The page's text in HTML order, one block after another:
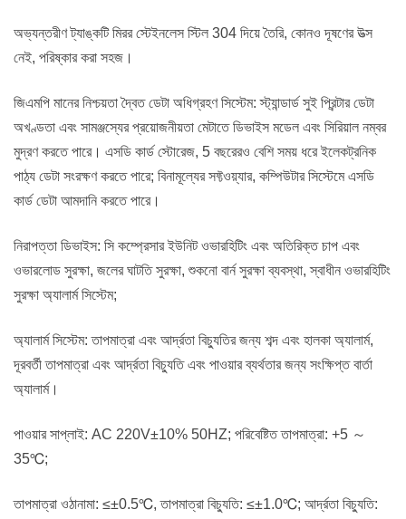
অভ্যন্তরীণ ট্যাঙ্কটি মিরর স্টেইনলেস স্টিল 304 দিয়ে তৈরি, কোনও দূষণের উত্স
নেই, পরিষ্কার করা সহজ।
জিএমপি মানের নিশ্চয়তা দ্বৈত ডেটা অধিগ্রহণ সিস্টেম: স্ট্যান্ডার্ড সুই প্রিন্টার ডেটা
অখণ্ডতা এবং সামঞ্জস্যের প্রয়োজনীয়তা মেটাতে ডিভাইস মডেল এবং সিরিয়াল নম্বর
মুদ্রণ করতে পারে। এসডি কার্ড স্টোরেজ, 5 বছরেরও বেশি সময় ধরে ইলেকট্রনিক
পাঠ্য ডেটা সংরক্ষণ করতে পারে; বিনামূল্যের সফ্টওয়্যার, কম্পিউটার সিস্টেমে এসডি
কার্ড ডেটা আমদানি করতে পারে।
নিরাপত্তা ডিভাইস: সি কম্প্রেসার ইউনিট ওভারহিটিং এবং অতিরিক্ত চাপ এবং
ওভারলোড সুরক্ষা, জলের ঘাটতি সুরক্ষা, শুকনো বার্ন সুরক্ষা ব্যবস্থা, স্বাধীন ওভারহিটিং
সুরক্ষা অ্যালার্ম সিস্টেম;
অ্যালার্ম সিস্টেম: তাপমাত্রা এবং আর্দ্রতা বিচ্যুতির জন্য শব্দ এবং হালকা অ্যালার্ম,
দূরবর্তী তাপমাত্রা এবং আর্দ্রতা বিচ্যুতি এবং পাওয়ার ব্যর্থতার জন্য সংক্ষিপ্ত বার্তা
অ্যালার্ম।
পাওয়ার সাপ্লাই: AC 220V±10% 50HZ; পরিবেষ্টিত তাপমাত্রা: +5 ～
35℃;
তাপমাত্রা ওঠানামা: ≤±0.5℃, তাপমাত্রা বিচ্যুতি: ≤±1.0℃; আর্দ্রতা বিচ্যুতি: